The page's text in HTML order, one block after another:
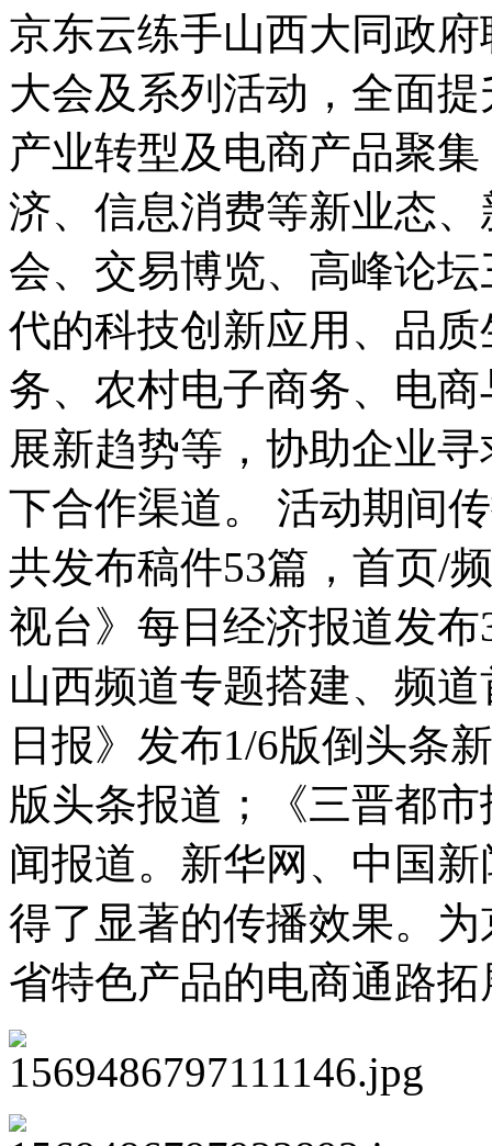
京东云练手山西大同政
大会及系列活动，全面
产业转型及电商产品聚
济、信息消费等新业态
会、交易博览、高峰论
代的科技创新应用、品
务、农村电子商务、电
展新趋势等，协助企业
下合作渠道。 活动期间
共发布稿件53篇，首页/
视台》每日经济报道发
山西频道专题搭建、频
日报》发布1/6版倒头条
版头条报道；《三晋都
闻报道。新华网、中国
得了显著的传播效果。
省特色产品的电商通路